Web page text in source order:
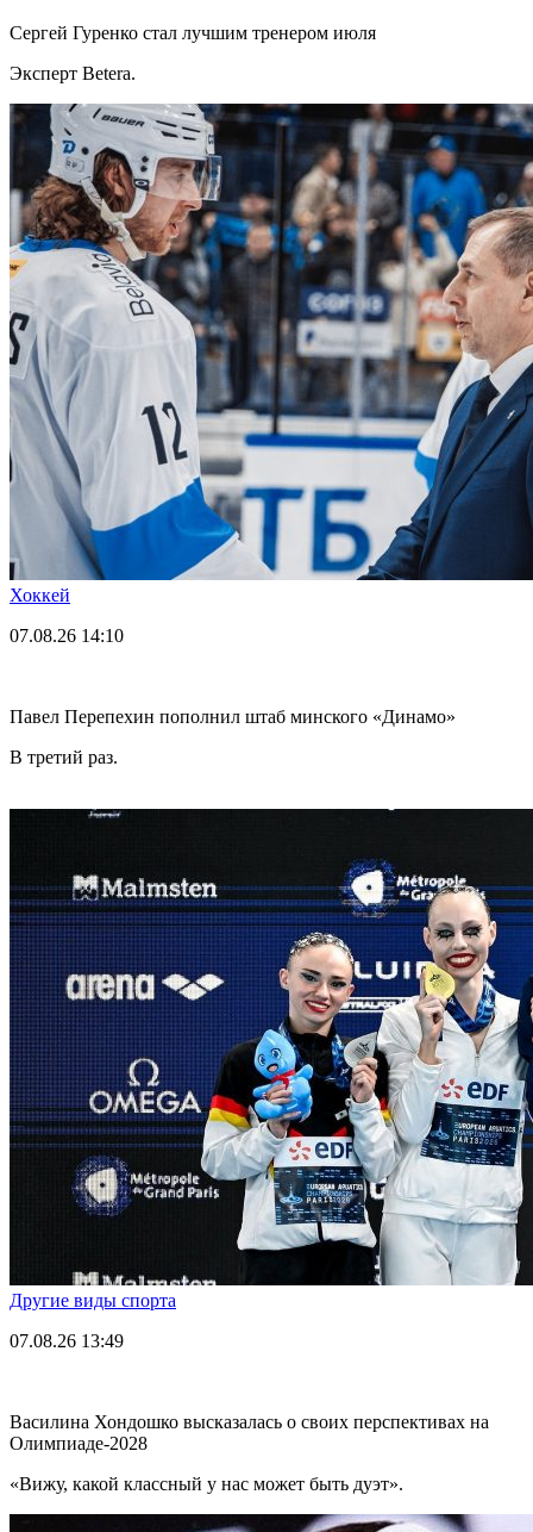
Сергей Гуренко стал лучшим тренером июля
Эксперт Betera.
Хоккей
07.08.26 14:10
Павел Перепехин пополнил штаб минского «Динамо»
В третий раз.
Другие виды спорта
07.08.26 13:49
Василина Хондошко высказалась о своих перспективах на
Олимпиаде-2028
«Вижу, какой классный у нас может быть дуэт».